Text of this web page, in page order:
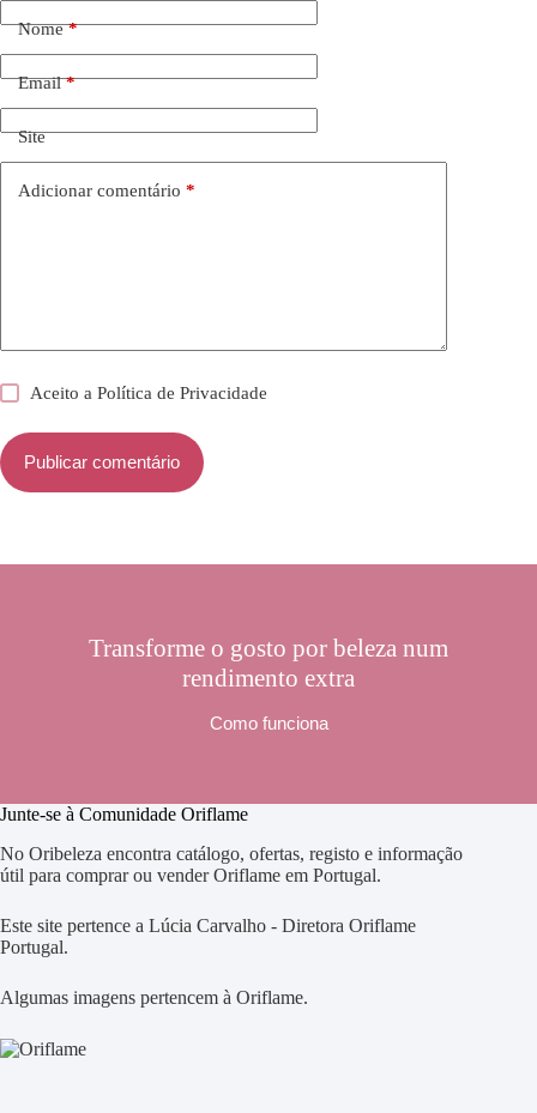
Nome*
Email*
Site
Adicionar comentário *
Aceito aPolítica de Privacidade
Publicar comentário
Transforme o gosto por beleza num
rendimento extra
Como funciona
Junte-se à Comunidade Oriflame
No Oribeleza encontra catálogo, ofertas, registo e informação
útil para comprar ou vender Oriflame em Portugal.
Este site pertence a Lúcia Carvalho - Diretora Oriflame
Portugal.
Algumas imagens pertencem à Oriflame.